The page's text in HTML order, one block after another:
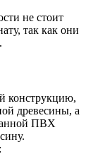
не стоит
так как они
конструкцию,
древесины, а
ПВХ